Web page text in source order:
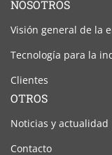
NOSOTROS
Visión general de la
Tecnología para la
Clientes
OTROS
Noticias y actualidad
Contacto